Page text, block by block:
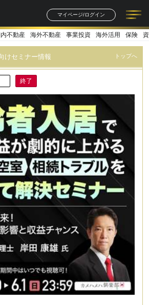
マイページ/ログイン
記事一覧 連載一覧
著者一覧 書籍一覧
内不動産 海外不動産 事業投資 海外活用 保険
けセミナー情報 トップへ
終了